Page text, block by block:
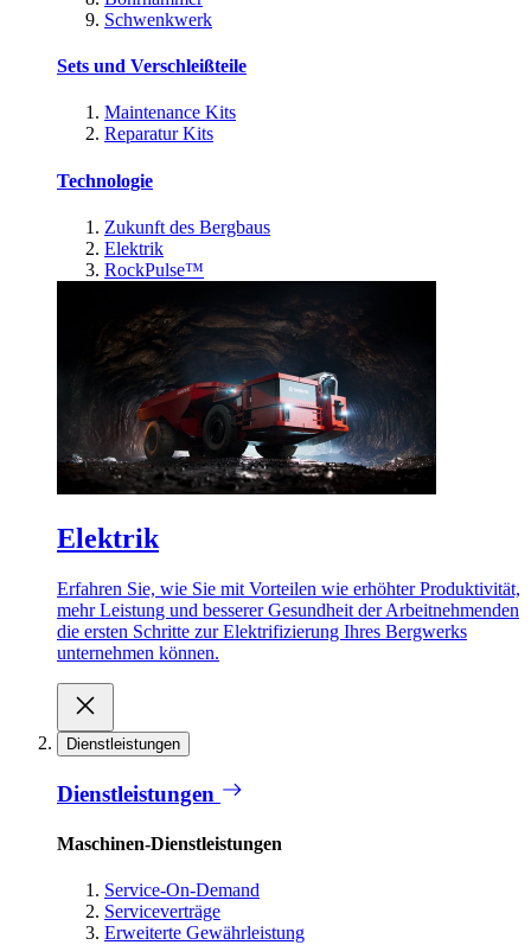
Schwenkwerk
Sets und Verschleißteile
Maintenance Kits
Reparatur Kits
Technologie
Zukunft des Bergbaus
Elektrik
RockPulse™
Elektrik
Erfahren Sie, wie Sie mit Vorteilen wie erhöhter Produktivität,
mehr Leistung und besserer Gesundheit der Arbeitnehmenden
die ersten Schritte zur Elektrifizierung Ihres Bergwerks
unternehmen können.
Dienstleistungen
Dienstleistungen
Maschinen-Dienstleistungen
Service-On-Demand
Serviceverträge
Erweiterte Gewährleistung